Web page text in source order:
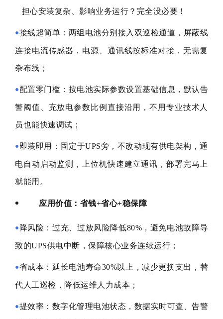
担心安装复杂、影响业务运行？完全没必要！
•接线超简单：两组电池分别接入双巡检通道，屏蔽线
连接电流传感器，电源、通讯线按标准对接，无需复
杂布线；
•配置零门槛：按电池实际参数设置基础信息，默认告
警阈值、充放电参数比例直接沿用，不用专业技术人
员也能快速调试；
• 即装即用：固定于UPS旁，不改动现有供电架构，通
电自动启动监测，上位机快速建立通讯，部署完马上
就能用。
应用价值：省钱+省心+稳保障
• 降风险：过充、过放风险降低80%，避免电池故障导
致的UPS供电中断，保障核心业务连续运行；
•省成本：延长电池寿命30%以上，减少更换支出，替
代人工巡检，降低运维人力成本；
•提效率：数字化管理电池状态，数据实时可查、告警